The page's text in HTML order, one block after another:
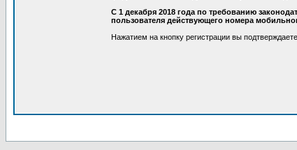
С 1 декабря 2018 года по требованию
пользователя действующего номера
Нажатием на кнопку регистрации вы